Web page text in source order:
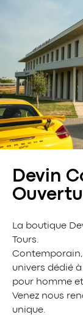
Devin
La boutique
Tours.
univers dédié
pour homme
Venez nous
unique.